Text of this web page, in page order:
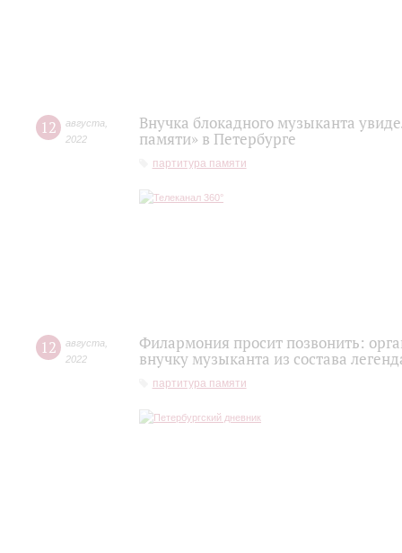
12 августа
2022
Внучка блокадного музыканта
памяти» в Петербурге
партитура памяти
12 августа
2022
Филармония просит позвонить:
внучку музыканта из состава
партитура памяти